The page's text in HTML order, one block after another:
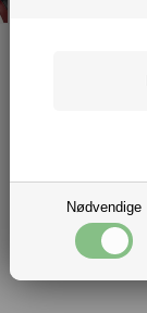
Nødvendige